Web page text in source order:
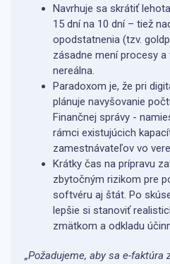
Navrhuje sa skrátiť
15 dní na 10 dní – tiež
opodstatnenia (tzv.
zásadne mení procesy
nereálna.
Paradoxom je, že pri
plánuje navyšovanie
Finančnej správy -
rámci existujúcich
zamestnávateľov vo
Krátky čas na prípravu
zbytočným rizikom pre
softvéru aj štát. Po
lepšie si stanoviť
zmätkom a odkladu
„Požadujeme, aby sa e-faktúra